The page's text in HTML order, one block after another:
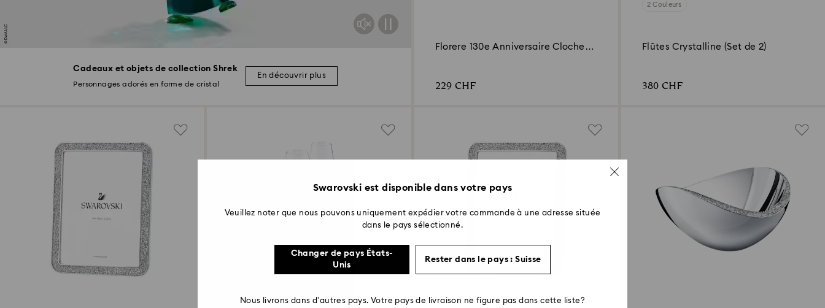
Cadeaux et objets de collection Shrek
Personnages adorés en forme de cristal
En découvrir plus
Florere 130e Anniversaire Cloche
229 CHF
2 Couleurs
Flûtes Crystalline (Set de 2)
380 CHF
Swarovski est disponible dans votre pays
Veuillez noter que nous pouvons uniquement expédier votre commande à une adresse située
dans le pays sélectionné.
Changer de pays États-
Unis
Rester dans le pays : Suisse
Nous livrons dans d’autres pays. Votre pays de livraison ne figure pas dans cette liste?